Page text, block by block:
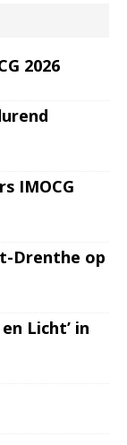
2026
IMOCG
Drenthe op
Licht’ in